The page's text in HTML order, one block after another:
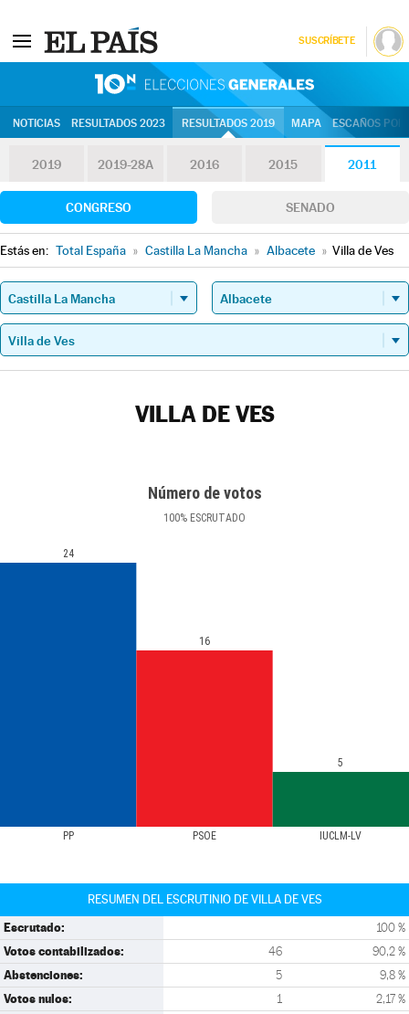
SUSCRÍBETE
NOTICIAS RESULTADOS 2023 RESULTADOS 2019 MAPA ESCAÑOS
2019 2019-28A 2016 2015 2011
CONGRESO SENADO
Estás en: Total España » Castilla La Mancha » Albacete » Villa de Ves
VILLA DE VES
Número de votos
100% ESCRUTADO
PP PSOE IUCLM-LV
24
16
5
RESUMEN DEL ESCRUTINIO DE VILLA DE VES
Escrutado: 100 %
Votos contabilizados: 46 90,2 %
Abstenciones: 5 9,8 %
Votos nulos: 1 2,17 %